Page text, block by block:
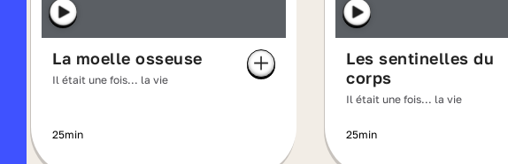
La moelle osseuse
Il était une fois... la vie
25min
Les sentinelles du
corps
Il était une fois... la vie
25min